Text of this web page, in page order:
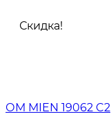
Скидка!
ОМ MIEN 19062 C2